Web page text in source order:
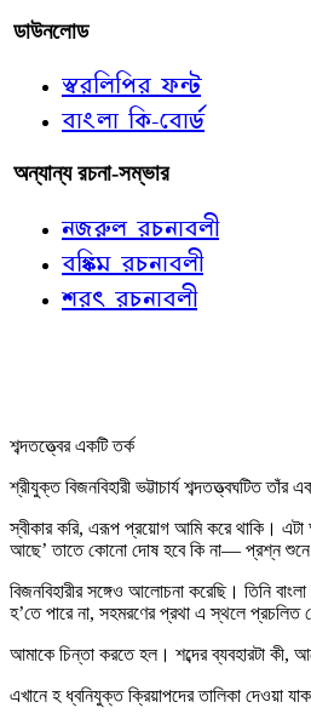
ডাউনলোড
স্বরলিপির ফন্ট
বাংলা কি-বোর্ড
অন্যান্য রচনা-সম্ভার
নজরুল রচনাবলী
বঙ্কিম রচনাবলী
শরৎ রচনাবলী
শব্দতত্ত্বের একটি তর্ক
শ্রীযুক্ত বিজনবিহারী ভট্টাচার্য শব্দতত্ত্বঘটিত
স্বীকার করি, এরূপ প্রয়োগ আমি করে থাকি। এটা
আছে’ তাতে কোনো দোষ হবে কি না— প্রশ্ন শুনে
বিজনবিহারীর সঙ্গেও আলোচনা করেছি। তিনি
হ’তে পারে না, সহমরণের প্রথা এ স্থলে প্রচলিত
আমাকে চিন্তা করতে হল। শব্দের ব্যবহারটা কী,
এখানে হ ধ্বনিযুক্ত ক্রিয়াপদের তালিকা দেওয়া